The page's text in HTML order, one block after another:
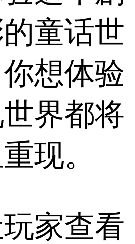
童话世
想体验
界都将
现。
家查看